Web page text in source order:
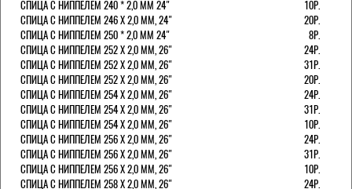
СПИЦА С НИППЕЛЕМ 240 * 2,0 ММ 24"
10Р.
СПИЦА С НИППЕЛЕМ 246 Х 2,0 ММ, 24"
20Р.
СПИЦА С НИППЕЛЕМ 250 * 2,0 ММ 24"
8Р.
СПИЦА С НИППЕЛЕМ 252 Х 2,0 ММ, 26"
24Р.
СПИЦА С НИППЕЛЕМ 252 Х 2,0 ММ, 26"
31Р.
СПИЦА С НИППЕЛЕМ 252 Х 2,0 ММ, 26"
20Р.
СПИЦА С НИППЕЛЕМ 254 Х 2,0 ММ, 26"
24Р.
СПИЦА С НИППЕЛЕМ 254 Х 2,0 ММ, 26"
31Р.
СПИЦА С НИППЕЛЕМ 254 Х 2,0 ММ, 26"
10Р.
СПИЦА С НИППЕЛЕМ 256 Х 2,0 ММ, 26"
24Р.
СПИЦА С НИППЕЛЕМ 256 Х 2,0 ММ, 26"
31Р.
СПИЦА С НИППЕЛЕМ 256 Х 2,0 ММ, 26"
10Р.
СПИЦА С НИППЕЛЕМ 258 Х 2,0 ММ, 26"
24Р.